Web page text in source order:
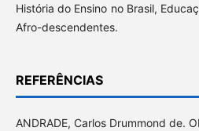
História do Ensino no Brasil,
Afro-descendentes.
REFERÊNCIAS
ANDRADE, Carlos Drummond de.